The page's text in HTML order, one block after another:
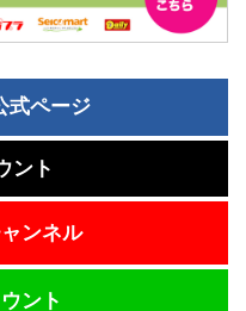
ページ
ント
ンネル
ント